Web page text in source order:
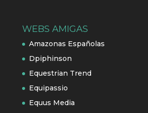
WEBS AMIGAS
Amazonas Españolas
Dpiphinson
Equestrian Trend
Equipassio
Equus Media